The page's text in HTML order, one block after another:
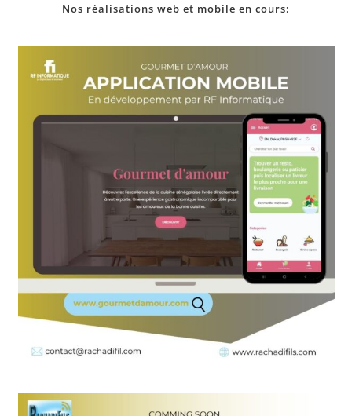
Nos réalisations web et mobile en cours: